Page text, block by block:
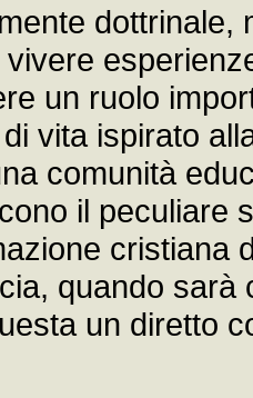
dottrinale,
un ruolo
vita ispirato
comunità
il peculiare
cristiana
quando
un diretto